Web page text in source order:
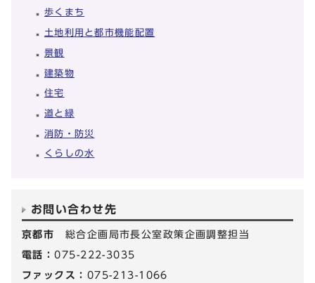
歩くまち
土地利用と都市機能配置
景観
建築物
住宅
道と緑
消防・防災
くらしの水
お問い合わせ先
京都市 総合企画局市長公室政策企画調整担当
電話：075-222-3035
ファックス： 075-213-1066